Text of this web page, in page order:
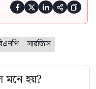
    
সারজিস
মনে হয়?